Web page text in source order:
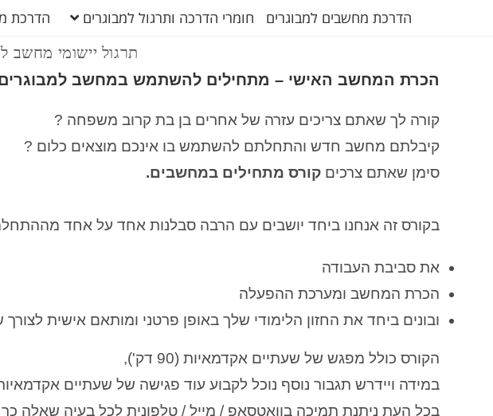
הדרכת מחשבים למבוגרים חומרי הדרכה ותרגול למבוגרים הדרכת
תרגול יישומי מחשב
הכרת המחשב האישי – מתחילים להשתמש במחשב
קורה לך שאתם צריכים עזרה של אחרים בן בת קרוב משפחה ?
קיבלתם מחשב חדש והתחלתם להשתמש בו אינכם מוצאים כלום ?
סימן שאתם צרכיםקורס מתחילים במחשבים.
בקורס זה אנחנו ביחד יושבים עם הרבה סבלנות אחד על אחד
את סביבת העבודה
הכרת המחשב ומערכת ההפעלה
ובונים ביחד את החזון הלימודי שלך באופן פרטני ומותאם אישית
הקורס כולל מפגש של שעתיים אקדמאיות (90 דק'),
במידה ויידרש תגבור נוסף נוכל לקבוע עוד פגישה של שעתיים
בכל העת ניתנת תמיכה בוואטסאפ / מייל / טלפונית לכל בעיה שאלה כך